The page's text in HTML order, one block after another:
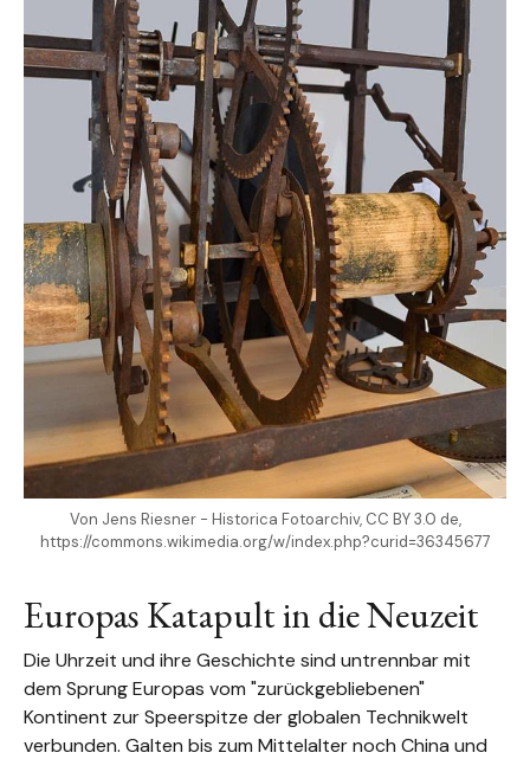
Von Jens Riesner - Historica Fotoarchiv, CC BY 3.0 de,
https://commons.wikimedia.org/w/index.php?curid=36345677
Europas Katapult in die Neuzeit
Die Uhrzeit und ihre Geschichte sind untrennbar mit
dem Sprung Europas vom "zurückgebliebenen"
Kontinent zur Speerspitze der globalen Technikwelt
verbunden. Galten bis zum Mittelalter noch China und